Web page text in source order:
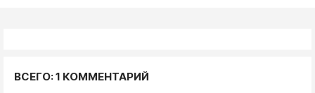
ВСЕГО: 1 КОММЕНТАРИЙ